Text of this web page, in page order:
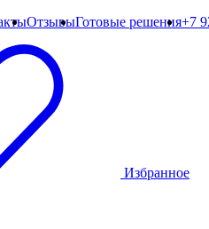
ОтзывыГотовые решения+7
Избранное